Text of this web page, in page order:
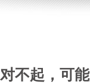
对不起，可